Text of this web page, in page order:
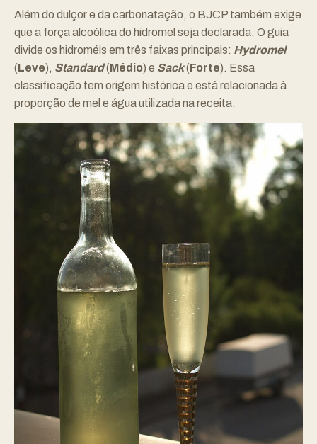
Além do dulçor e da carbonatação, o BJCP também exige
que a força alcoólica do hidromel seja declarada. O guia
divide os hidroméis em três faixas principais: Hydromel
(Leve), Standard(Médio) e Sack(Forte). Essa
classificação tem origem histórica e está relacionada à
proporção de mel e água utilizada na receita.